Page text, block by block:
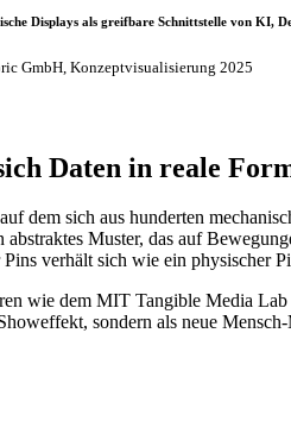
Displays als greifbare Schnittstelle von KI,
GmbH, Konzeptvisualisierung 2025
Daten in reale
dem sich aus hunderten
Muster, das auf
Pins verhält sich wie ein
wie dem MIT Tangible Media
sondern als neue